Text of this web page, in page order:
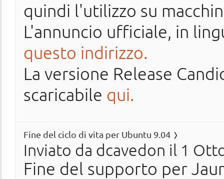
quindi l'utilizzo su
L'annuncio ufficiale, in
questo indirizzo.
La versione Release
scaricabile qui.
Fine del ciclo di vita per Ubuntu 9.04
Inviato da dcavedon il 1
Fine del supporto per